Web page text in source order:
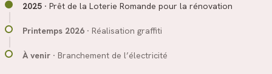
2025 · Prêt de la Loterie Romande pour la rénovation
Printemps 2026 · Réalisation graffiti
À venir · Branchement de l’électricité